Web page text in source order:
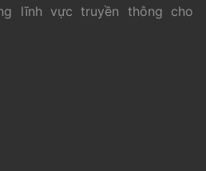
lĩnh vực truyền thông cho